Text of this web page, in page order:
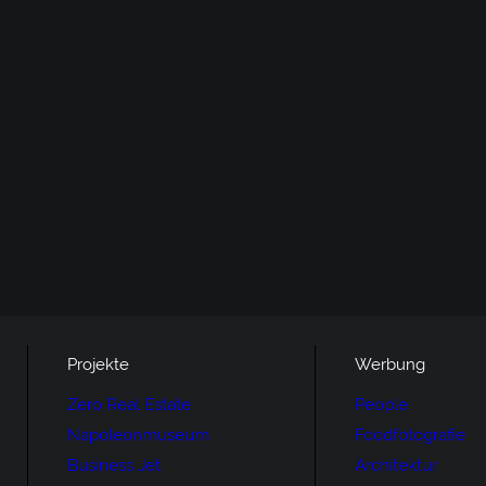
Projekte
Zero Real Estate
Napoleonmuseum
Business Jet
Werbung
People
Foodfotografie
Architektur